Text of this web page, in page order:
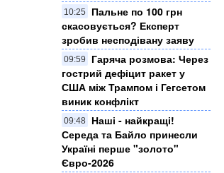
10:25
Пальне по 100 грн
скасовується? Експерт
зробив несподівану заяву
09:59
Гаряча розмова: Через
гострий дефіцит ракет у
США між Трампом і Гегсетом
виник конфлікт
09:48
Наші - найкращі!
Середа та Байло принесли
Україні перше "золото"
Євро-2026